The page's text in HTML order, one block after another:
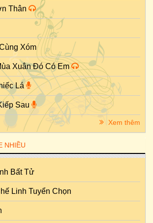
Thân
Xóm
Xuân Đó Có Em
Lá
Sau
Xem thêm
NHIỀU
Bất Tử
Linh Tuyển Chọn